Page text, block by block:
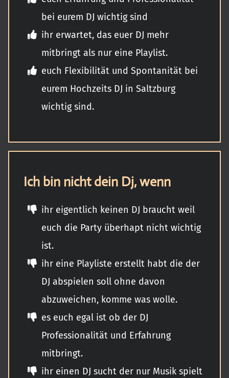
bei eurem DJ wichtig sind
ihr erwartet, das euer DJ mehr
mitbringt als nur eine Playlist.
euch Flexibilität und Spontanität bei
eurem Hochzeits DJ in Saltzburg
wichtig sind.
Ich bin nicht dein Dj, wenn
ihr eigentlich keinen DJ braucht weil
euch die Party überhapt nicht wichtig
ist.
ihr eine Playliste erstellt habt die der
DJ abspielen soll ohne davon
abzuweichen, komme was wolle.
es euch egal ist ob der DJ
Professionalität und Erfahrung
mitbringt.
ihr einen DJ sucht der nur Musik spielt